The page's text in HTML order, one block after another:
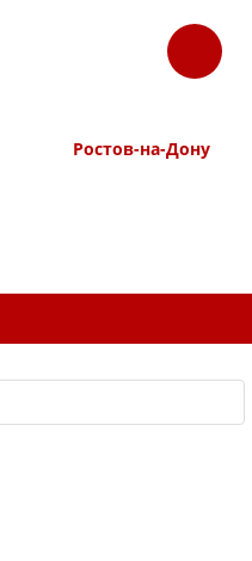
ЗАКАЗАТЬ
ЗВОНОК
Ростов-на-Дону